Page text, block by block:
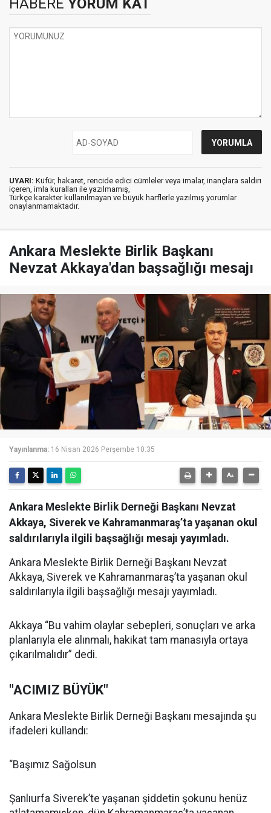
HABERE YORUM KAT
UYARI: Küfür, hakaret, rencide edici cümleler veya imalar, inançlara saldırı
içeren, imla kuralları ile yazılmamış,
Türkçe karakter kullanılmayan ve büyük harflerle yazılmış yorumlar
onaylanmamaktadır.
Ankara Meslekte Birlik Başkanı
Nevzat Akkaya'dan başsağlığı mesajı
Yayınlanma: 16 Nisan 2026 Perşembe 10:35
Ankara Meslekte Birlik Derneği Başkanı Nevzat
Akkaya, Siverek ve Kahramanmaraş’ta yaşanan okul
saldırılarıyla ilgili başsağlığı mesajı yayımladı.
Ankara Meslekte Birlik Derneği Başkanı Nevzat
Akkaya, Siverek ve Kahramanmaraş’ta yaşanan okul
saldırılarıyla ilgili başsağlığı mesajı yayımladı.
Akkaya “Bu vahim olaylar sebepleri, sonuçları ve arka
planlarıyla ele alınmalı, hakikat tam manasıyla ortaya
çıkarılmalıdır” dedi.
"ACIMIZ BÜYÜK"
Ankara Meslekte Birlik Derneği Başkanı mesajında şu
ifadeleri kullandı:
“Başımız Sağolsun
Şanlıurfa Siverek’te yaşanan şiddetin şokunu henüz